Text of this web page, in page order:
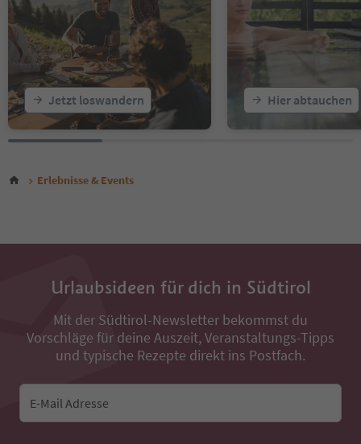
20
21
22
25
26
27
28
30
34
Jetzt loswandern Hier abtauchen
Erlebnisse & Events
Urlaubsideen für dich in Südtirol
Mit der Südtirol-Newsletter bekommst du
Vorschläge für deine Auszeit, Veranstaltungs-Tipps
und typische Rezepte direkt ins Postfach.
E-Mail Adresse